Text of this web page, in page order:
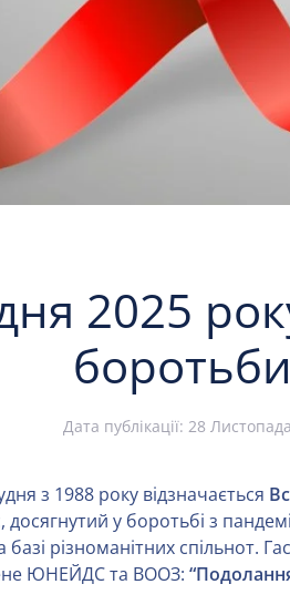
2025
Дата публікації:28
з 1988 року відзначається
досягнутий у боротьбі з
базі різноманітних спільнот.
ЮНЕЙДС та ВООЗ: